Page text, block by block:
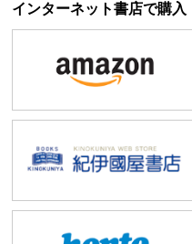
インターネット書店で購入